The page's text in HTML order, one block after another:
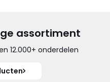
assortiment
12.000+ onderdelen